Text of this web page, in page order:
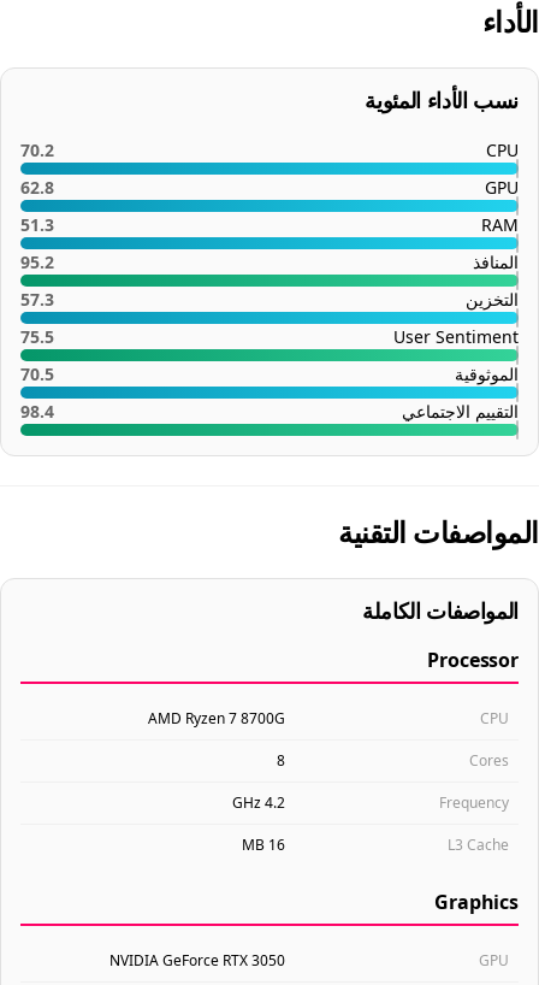
الأداء
نسب الأداء المئوية
CPU
70.2
GPU
62.8
RAM
51.3
المنافذ
95.2
التخزين
57.3
User Sentiment
75.5
الموثوقية
70.5
التقييم الاجتماعي
98.4
المواصفات التقنية
المواصفات الكاملة
Processor
CPU
AMD Ryzen 7 8700G
Cores
8
Frequency
4.2 GHz
L3 Cache
16 MB
Graphics
GPU
NVIDIA GeForce RTX 3050